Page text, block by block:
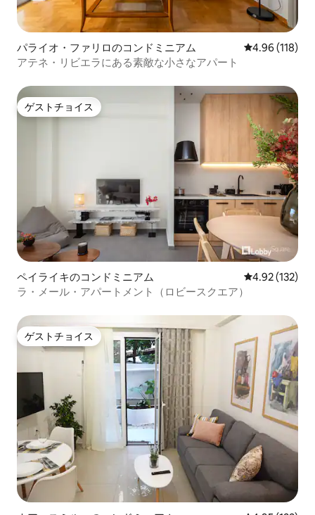
パライオ・ファリロのコンドミニアム レビュー118
4.96 (118)
アテネ・リビエラにある素敵な小さなアパート
ゲストチョイス
ゲストチョイス
ペイライキのコンドミニアム レビュー132
4.92 (132)
ラ・メール・アパートメント（ロビースクエア）
ゲストチョイス
ゲストチョイス